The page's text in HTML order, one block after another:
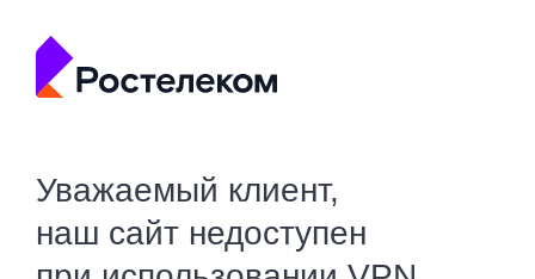
Уважаемый клиент,
наш сайт недоступен